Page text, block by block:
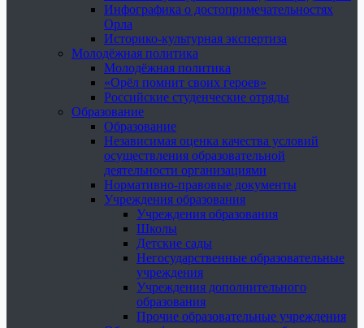
Инфографика о достопримечательностях
Орла
Историко-культурная экспертиза
Молодёжная политика
Молодёжная политика
«Орёл помнит своих героев»
Российские студенческие отряды
Образование
Образование
Независимая оценка качества условий
осуществления образовательной
деятельности организациями
Нормативно-правовые документы
Учреждения образования
Учреждения образования
Школы
Детские сады
Негосударственные образовательные
учреждения
Учреждения дополнительного
образования
Прочие образовательные учреждения